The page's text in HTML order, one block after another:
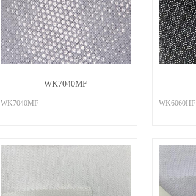
WK7040MF
WK7040MF WK6060HF